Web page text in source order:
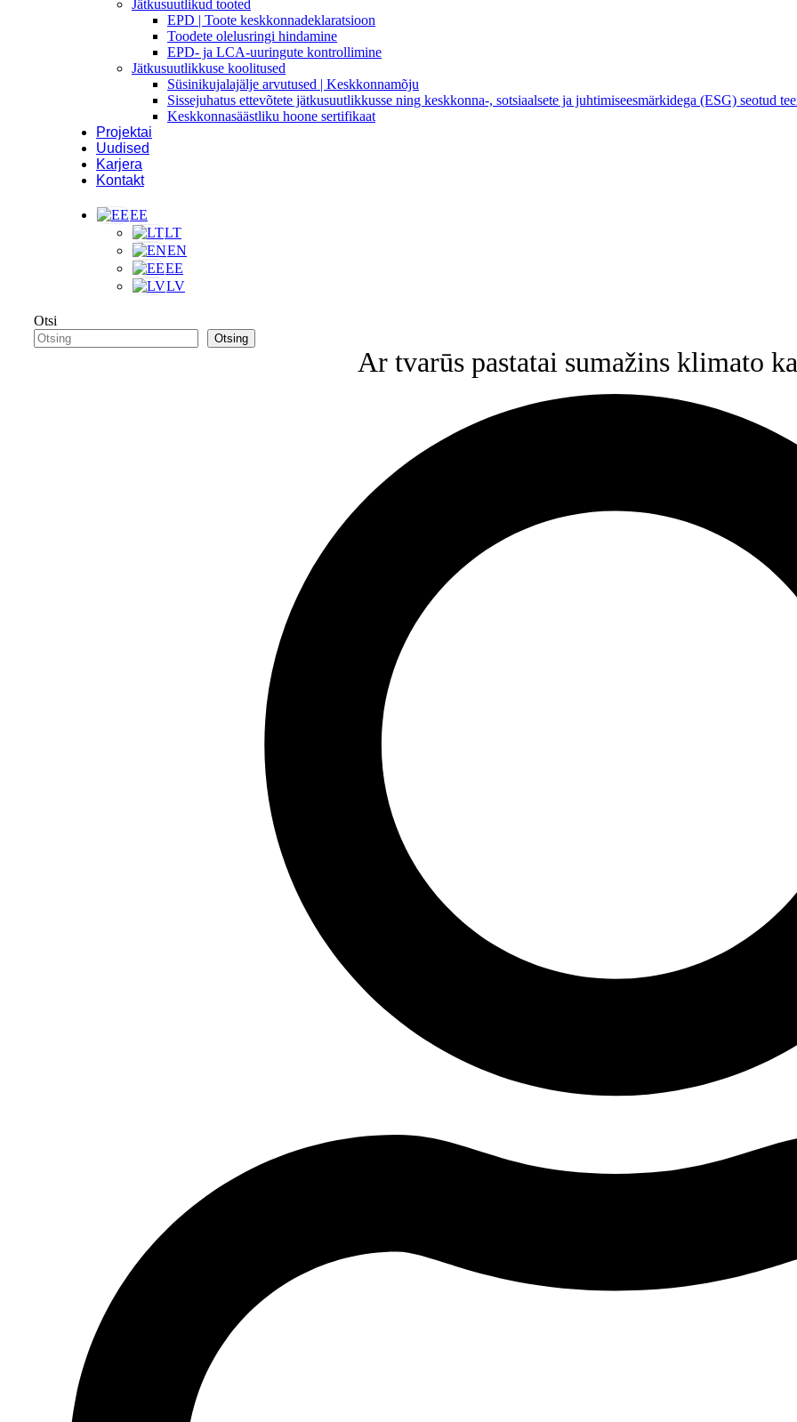
Jätkusuutlikud tooted
EPD | Toote keskkonnadeklaratsioon
Toodete olelusringi hindamine
EPD- ja LCA-uuringute kontrollimine
Jätkusuutlikkuse koolitused
Süsinikujalajälje arvutused | Keskkonnamõju
Sissejuhatus ettevõtete jätkusuutlikkusse ning keskkonna-, sotsiaalsete ja juhtimiseesmärkidega (ESG) seotud
Keskkonnasäästliku hoone sertifikaat
Projektai
Uudised
Karjera
Kontakt
EE
LT
EN
EE
LV
Otsi
Otsing
Ar tvarūs pastatai sumažins klimato